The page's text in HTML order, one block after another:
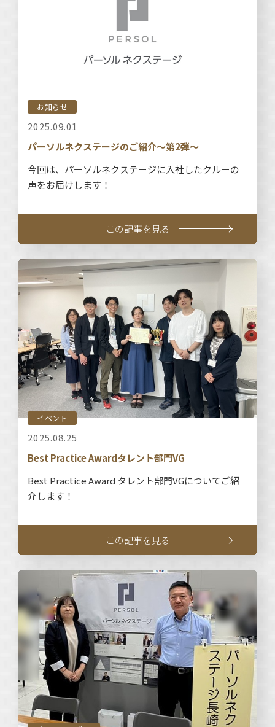
お知らせ
2025.09.01
パーソルネクステージのご紹介～第2弾～
今回は、パーソルネクステージに入社したクルーの
声をお届けします！
この記事を見る
イベント
2025.08.25
Best Practice Awardタレント部門VG
Best Practice Award タレント部門VGについてご紹
介します！
この記事を見る